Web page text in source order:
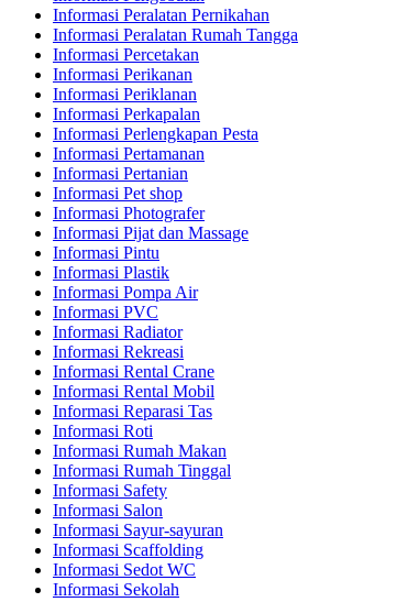
Informasi Peralatan Pernikahan
Informasi Peralatan Rumah Tangga
Informasi Percetakan
Informasi Perikanan
Informasi Periklanan
Informasi Perkapalan
Informasi Perlengkapan Pesta
Informasi Pertamanan
Informasi Pertanian
Informasi Pet shop
Informasi Photografer
Informasi Pijat dan Massage
Informasi Pintu
Informasi Plastik
Informasi Pompa Air
Informasi PVC
Informasi Radiator
Informasi Rekreasi
Informasi Rental Crane
Informasi Rental Mobil
Informasi Reparasi Tas
Informasi Roti
Informasi Rumah Makan
Informasi Rumah Tinggal
Informasi Safety
Informasi Salon
Informasi Sayur-sayuran
Informasi Scaffolding
Informasi Sedot WC
Informasi Sekolah